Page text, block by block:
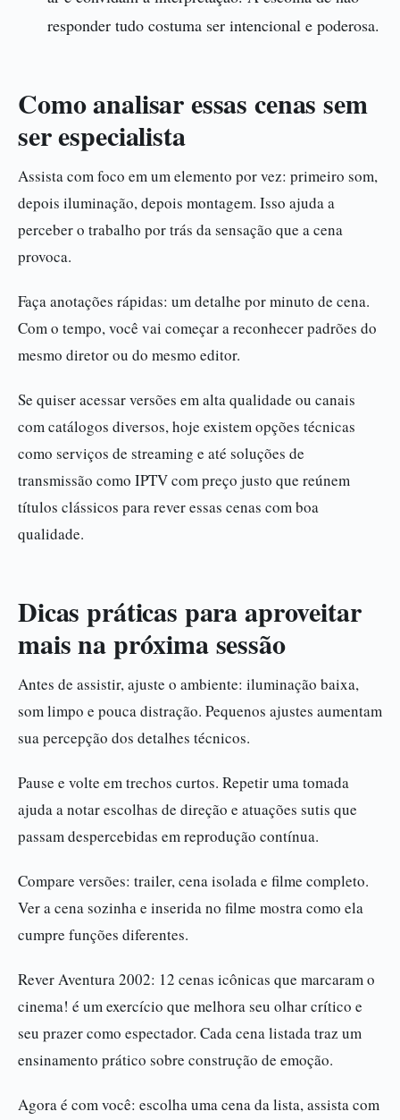
responder tudo costuma ser intencional e poderosa.
Como analisar essas cenas sem
ser especialista
Assista com foco em um elemento por vez: primeiro som,
depois iluminação, depois montagem. Isso ajuda a
perceber o trabalho por trás da sensação que a cena
provoca.
Faça anotações rápidas: um detalhe por minuto de cena.
Com o tempo, você vai começar a reconhecer padrões do
mesmo diretor ou do mesmo editor.
Se quiser acessar versões em alta qualidade ou canais
com catálogos diversos, hoje existem opções técnicas
como serviços de streaming e até soluções de
transmissão como IPTV com preço justo que reúnem
títulos clássicos para rever essas cenas com boa
qualidade.
Dicas práticas para aproveitar
mais na próxima sessão
Antes de assistir, ajuste o ambiente: iluminação baixa,
som limpo e pouca distração. Pequenos ajustes aumentam
sua percepção dos detalhes técnicos.
Pause e volte em trechos curtos. Repetir uma tomada
ajuda a notar escolhas de direção e atuações sutis que
passam despercebidas em reprodução contínua.
Compare versões: trailer, cena isolada e filme completo.
Ver a cena sozinha e inserida no filme mostra como ela
cumpre funções diferentes.
Rever Aventura 2002: 12 cenas icônicas que marcaram o
cinema! é um exercício que melhora seu olhar crítico e
seu prazer como espectador. Cada cena listada traz um
ensinamento prático sobre construção de emoção.
Agora é com você: escolha uma cena da lista, assista com